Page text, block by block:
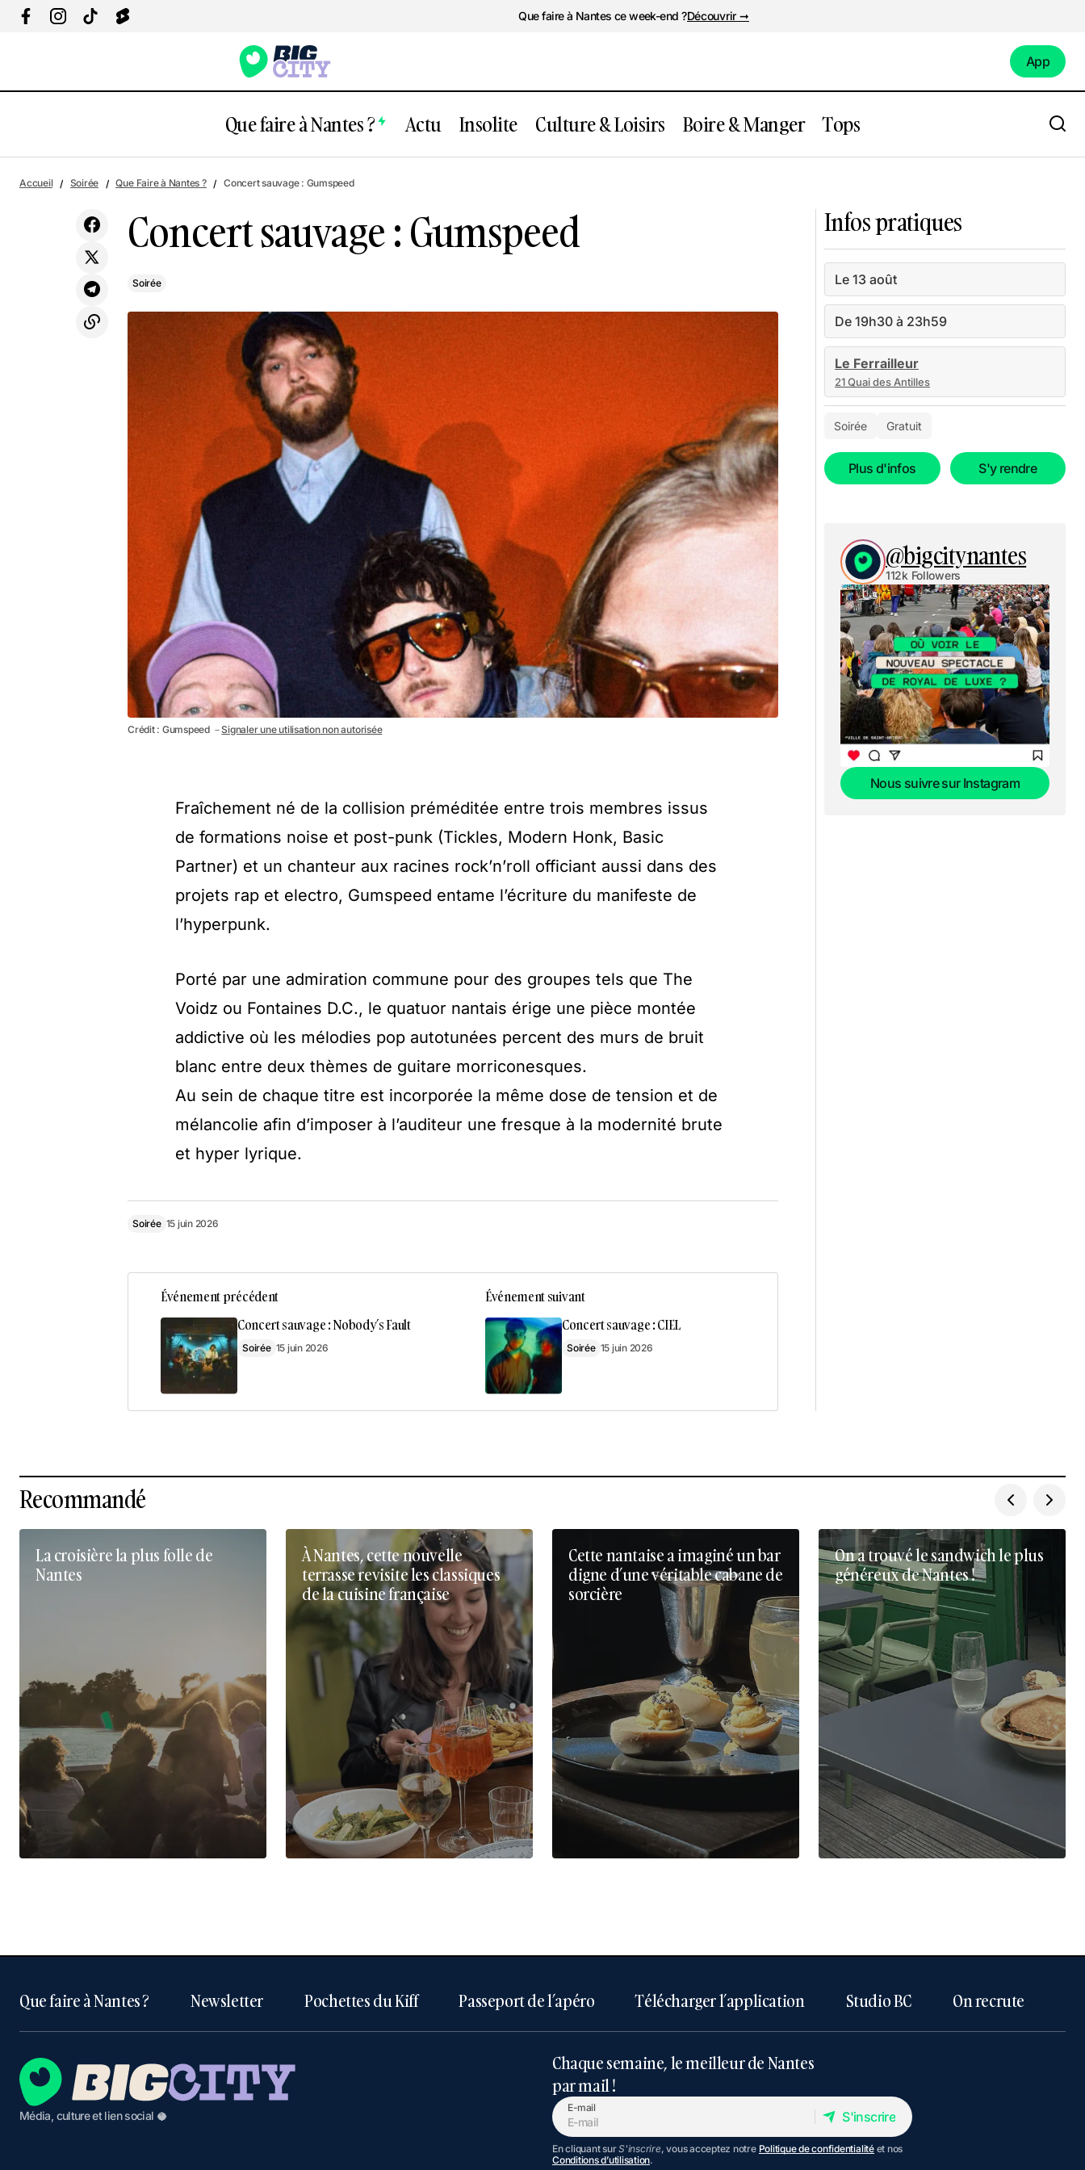
Que faire à Nantes ce week-end ?Découvrir ➞
App
Que faire à Nantes ? Actu Insolite Culture & Loisirs Boire & Manger Tops
Loup Garou et conversations en anglais
au Barberousse
Accueil Soirée Que Faire à Nantes ? Concert sauvage : Gumspeed
Concert sauvage : Gumspeed
Soirée
Crédit : Gumspeed －Signaler une utilisation non autorisée
Fraîchement né de la collision préméditée entre trois membres issus
de formations noise et post-punk (Tickles, Modern Honk, Basic
Partner) et un chanteur aux racines rock’n’roll officiant aussi dans des
projets rap et electro, Gumspeed entame l’écriture du manifeste de
l’hyperpunk.
Porté par une admiration commune pour des groupes tels que The
Voidz ou Fontaines D.C., le quatuor nantais érige une pièce montée
addictive où les mélodies pop autotunées percent des murs de bruit
blanc entre deux thèmes de guitare morriconesques.
Au sein de chaque titre est incorporée la même dose de tension et de
mélancolie afin d’imposer à l’auditeur une fresque à la modernité brute
et hyper lyrique.
Soirée 15 juin 2026
Événement précédent
Concert sauvage : Nobody’s Fault
Soirée 15 juin 2026
Événement suivant
Concert sauvage : CIEL
Soirée 15 juin 2026
Infos pratiques
Le 13 août
De 19h30 à 23h59
Le Ferrailleur
21 Quai des Antilles
Soirée Gratuit
Plus d'infos S'y rendre
@bigcitynantes
112k Followers
Nous suivre sur Instagram
Recommandé
La croisière la plus folle de
Nantes
À Nantes, cette nouvelle
terrasse revisite les classiques
de la cuisine française
Cette nantaise a imaginé un bar
digne d’une véritable cabane de
sorcière
On a trouvé le sandwich le plus
généreux de Nantes !
Média, culture et lien social 🥥
Que faire à Nantes ? Newsletter Pochettes du Kiff Passeport de l’apéro Télécharger l’application Studio BC On recrute
Chaque semaine, le meilleur de Nantes
par mail !
E-mail
S'inscrire
S'inscrire
En cliquant surS'inscrire, vous acceptez notre Politique de confidentialitéet nos
Conditions d’utilisation.